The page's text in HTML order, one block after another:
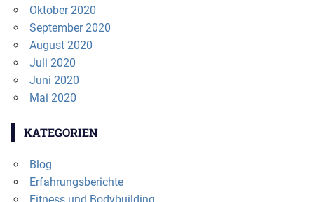
Oktober 2020
September 2020
August 2020
Juli 2020
Juni 2020
Mai 2020
KATEGORIEN
Blog
Erfahrungsberichte